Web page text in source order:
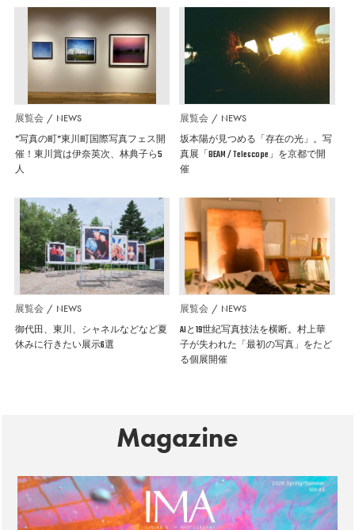
展覧会 NEWS
”写真の町”東川町国際写真フェス開
催！東川賞は伊奈英次、林典子ら5
人
展覧会 NEWS
坂本陽が見つめる「存在の光」。写
真展「BEAM / Telescope」を京都で開
催
展覧会 NEWS
御代田、東川、シャネルなどなど夏
休みに行きたい展示6選
展覧会 NEWS
AIと19世紀写真技法を横断。村上華
子が失われた「最初の写真」をたど
る個展開催
Magazine